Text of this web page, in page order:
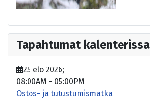
Tapahtumat kalenterissa
25 elo 2026;
08:00AM - 05:00PM
Ostos- ja tutustumismatka